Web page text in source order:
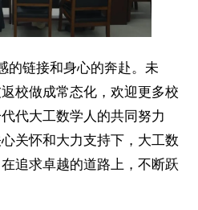
的链接和身心的奔赴。未
校做成常态化，欢迎更多校
代大工数学人的共同努力
关怀和大力支持下，大工数
追求卓越的道路上，不断跃